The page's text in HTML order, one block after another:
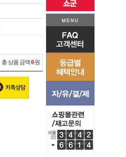
총 상품 금액0 원